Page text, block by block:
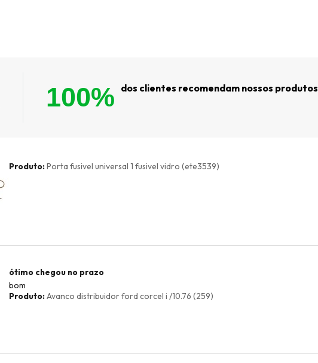
100% dos clientes recomendam nossos produtos
Produto:Porta fusivel universal 1 fusivel vidro (ete3539)
ótimo chegou no prazo
bom
Produto:Avanco distribuidor ford corcel i /10.76 (259)